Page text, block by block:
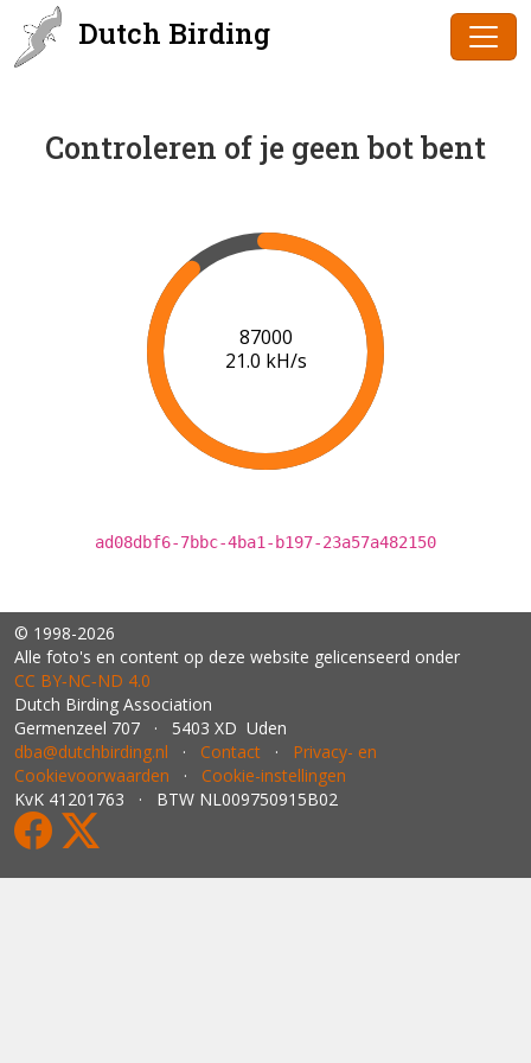
Dutch Birding
Controleren of je geen bot bent
88000
21.0 kH/s
ad08dbf6-7bbc-4ba1-b197-23a57a482150
© 1998-2026
Alle foto's en content op deze website gelicenseerd onder
CC BY‑NC‑ND 4.0
Dutch Birding Association
Germenzeel 707 · 5403 XD Uden
dba@dutchbirding.nl · Contact · Privacy- en
Cookievoorwaarden · Cookie-instellingen
KvK 41201763 · BTW NL009750915B02